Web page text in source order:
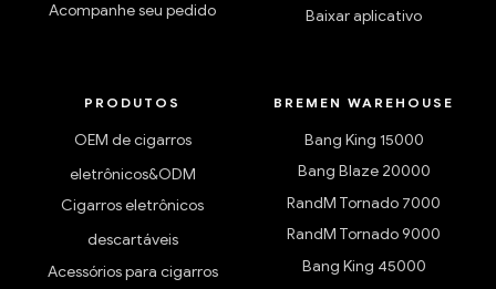
Acompanhe seu pedido
Baixar aplicativo
PRODUTOS
OEM de cigarros
eletrônicos&ODM
Cigarros eletrônicos
descartáveis
Acessórios para cigarros
BREMEN WAREHOUSE
Bang King 15000
Bang Blaze 20000
RandM Tornado 7000
RandM Tornado 9000
Bang King 45000